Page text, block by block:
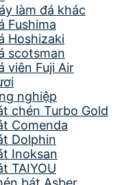
làm đá khác
Fushima
Hoshizaki
scotsman
viên Fuji Air
nghiệp
chén Turbo Gold
Comenda
Dolphin
Inoksan
TAIYOU